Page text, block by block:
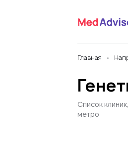
Главная
Список
метро